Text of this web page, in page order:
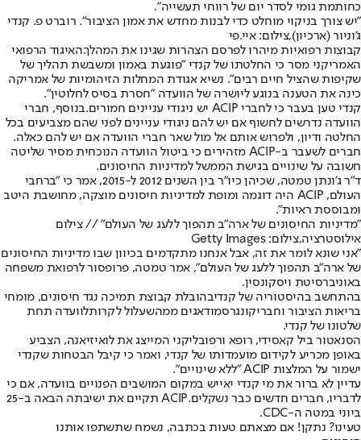
כחותמת גומי לסדר יום של רווחי תעשייה".
"יש צורך בניקוי מוחלט כדי לבנות מחדש את אמון הציבור". רוברט פ. קנדי
ג'וניור (ארכיון),צילום: איי.פי
קבוצות רפואיות מיהרו לפרסם הצהרות שגינו את המהלך.האיגוד הרפואי
האמריקני מסר כי החלטתו של קנדי ​​"פוגעת באמון ומשבשת תהליך של
שקיפות שהציל חיים רבים". נשיא אגודת המחלות הזיהומיות של אמריקה
כינה את הטענה בנוגע ליושרה של הוועדה "חסרת בסיס לחלוטין".
קנדי טען בעבר כי לחברי ACIP יש ניגודי עניינים חמורים.
בנוסף, חברי
הוועדה נדרשים לחשוף אם יש להם ניגודי עניינים לפני שהם מצביעים בכל
החלטה ודיון, ולפרוש אותם אל מול שאר חברי הוועדה אם יש להם כאלה.
חברים לשעבר ב-ACIP מזהירים כי ביטול הוועדה הנוכחית מסיר שליטה
חשובה על שינויים בגישת הממשל למדיניות החיסונים.
ד"ר ג'ונתן טמטה
, שכיהן כיו"ר בין השנים 2012 ל-2015, אמר כי "ברחבי
העולם, ACIP היה דוגמה ומופת למדיניות חיסונים מוצקה, מחושבת היטב
ומבוססת ראיות".
"מדיניות החיסונים של ארה"ב תהפוך ללעג של העולם" // צילום
אילוסטרציה,צילום: Getty Images
"אני שונא לומר את זה, אבל אנחנו מתקדמים בכיוון שבו מדיניות החיסונים
של ארה"ב תהפוך ללעג של העולם", אמר טמטה, פרופסור לרפואת משפחה
באוניברסיטת ויסקונסין.
בהתחשב בהיסטוריה של קנדי​​​​בהובלת קבוצת תמיכה נגד חיסונים, מומחי
בריאות הציבור וחבריקונגרסמודאגים ממהשעלול לקרותלוועדה תחת
שלטונו של קנדי.
הסנאטור ביל קאסידי, רופא ורפובליקני המייצג את לואיזיאנה, הצביע
באופן מכריע לקידום מועמדותו של קנדי, ואמר כי קיבל הבטחות שקנדי
ישמור על המלצות ACIP "ללא שינויים".
עדיין לא ברור את מי קנדי ​​יאייש במקום המושבים הפנויים בוועדה, אם כי
לדבריו, חברים חדשים כבר נשקלים.
ACIP תקיים את ישיבתה הבאה ב-25
ביוני במטה ה-CDC.
טעינו? נתקן! אם מצאתם טעות בכתבה, נשמח שתשתפו אותנו